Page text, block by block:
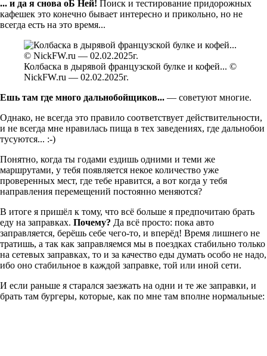
... и да я снова оБ Ней! Поиск и тестирование придорожных
кафешек это конечно бывает интересно и прикольно, но не
всегда есть на это время...
Колбаска в дырявой французской булке и кофей... ©
NickFW.ru — 02.02.2025г.
Ешь там где много дальнобойщиков... — советуют многие.
Однако, не всегда это правило соответствует действительности,
и не всегда мне нравилась пища в тех заведениях, где дальнобои
тусуются... :-)
Понятно, когда ты годами ездишь одними и теми же
маршрутами, у тебя появляется некое количество уже
проверенных мест, где тебе нравится, а вот когда у тебя
направления перемещений постоянно меняются?
В итоге я пришёл к тому, что всё больше я предпочитаю брать
еду на заправках. Почему? Да всё просто: пока авто
заправляется, берёшь себе чего-то, и вперёд! Время лишнего не
тратишь, а так как заправляемся мы в поездках стабильно только
на сетевых заправках, то и за качество еды думать особо не надо,
ибо оно стабильное в каждой заправке, той или иной сети.
И если раньше я старался заезжать на одни и те же заправки, и
брать там бургеры, которые, как по мне там вполне нормальные: